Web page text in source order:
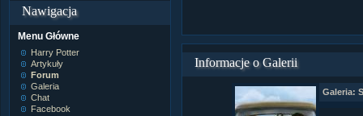
Nawigacja
Menu Główne
Harry Potter
Artykuły
Forum
Galeria
Chat
Facebook
Informacje o Galerii
Galeria: